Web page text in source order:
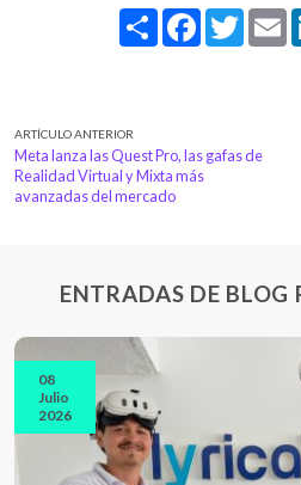
Share FacebookTwitter
ARTÍCULO ANTERIOR
Meta lanza las Quest Pro, las gafas de
Realidad Virtual y Mixta más
avanzadas del mercado
ENTRADAS DE BLOG
08
Julio
2026